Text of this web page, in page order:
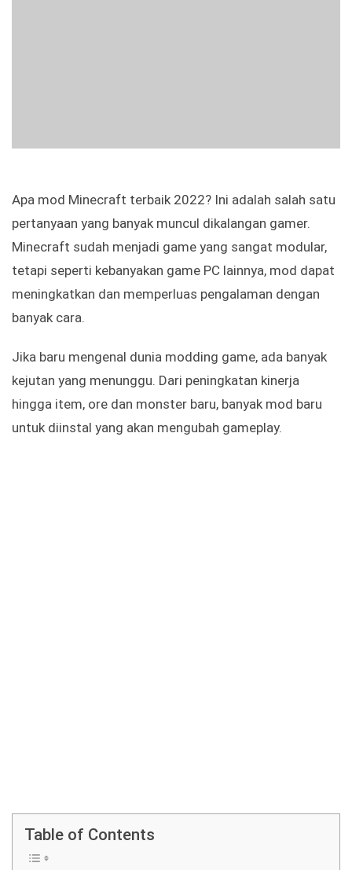
Apa mod Minecraft terbaik 2022? Ini adalah salah satu
pertanyaan yang banyak muncul dikalangan gamer.
Minecraft sudah menjadi game yang sangat modular,
tetapi seperti kebanyakan game PC lainnya, mod dapat
meningkatkan dan memperluas pengalaman dengan
banyak cara.
Jika baru mengenal dunia modding game, ada banyak
kejutan yang menunggu. Dari peningkatan kinerja
hingga item, ore dan monster baru, banyak mod baru
untuk diinstal yang akan mengubah gameplay.
Table of Contents